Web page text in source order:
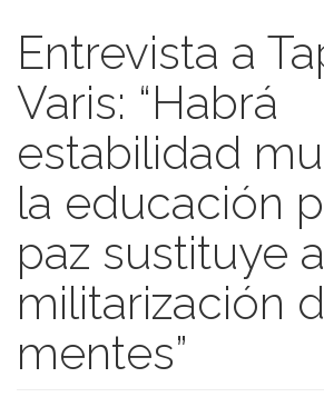
Entrevista a
Varis: “Habrá
estabilidad
la educación
paz sustituye
militarización
mentes”